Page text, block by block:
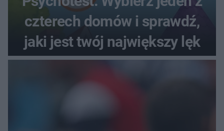
czterech domów i sprawdź,
jaki jest twój największy lęk